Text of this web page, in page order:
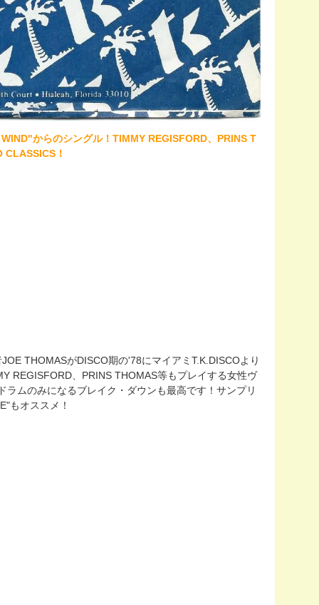
からのシングル！TIMMY REGISFORD、PRINS T
CLASSICS！
THOMASがDISCO期の'78にマイアミT.K.DISCOより
REGISFORD、PRINS THOMAS等もプレイする女性ヴ
ムのみになるブレイク・ダウンも最高です！サンプリ
もオススメ！